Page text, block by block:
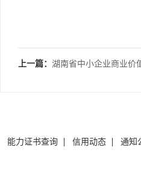
上一篇： 湖南省中小企业商业价
能力证书查询 信用动态 通知